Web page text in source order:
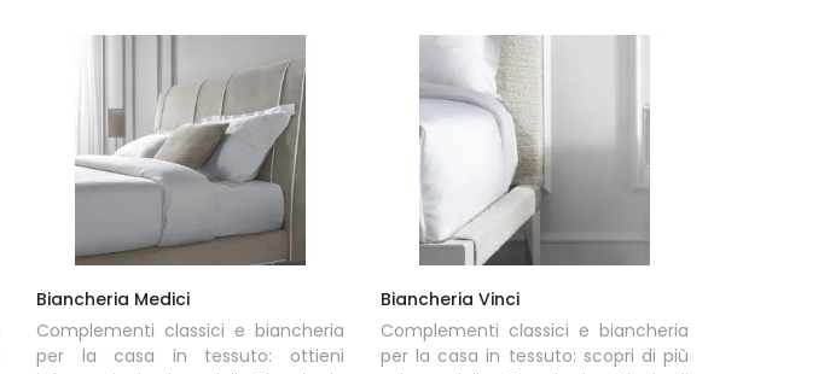
Biancheria Medici
Complementi classici e biancheria
per la casa in tessuto: ottieni
Biancheria Vinci
Complementi classici e biancheria
per la casa in tessuto: scopri di più